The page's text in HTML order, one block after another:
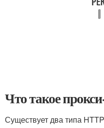
Что такое
Существует два типа